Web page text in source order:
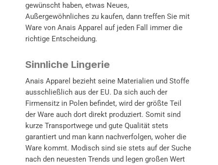
gewünscht haben, etwas Neues,
Außergewöhnliches zu kaufen, dann treffen Sie mit
Ware von Anais Apparel auf jeden Fall immer die
richtige Entscheidung.
Sinnliche Lingerie
Anais Apparel bezieht seine Materialien und Stoffe
ausschließlich aus der EU. Da sich auch der
Firmensitz in Polen befindet, wird der größte Teil
der Ware auch dort direkt produziert. Somit sind
kurze Transportwege und gute Qualität stets
garantiert und man kann nachverfolgen, woher die
Ware kommt. Modisch sind sie stets auf der Suche
nach den neuesten Trends und legen großen Wert